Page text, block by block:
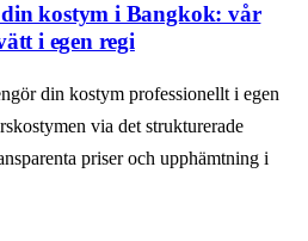
kostym i Bangkok: vår
i egen regi
din kostym professionellt i egen
via det strukturerade
priser och upphämtning i